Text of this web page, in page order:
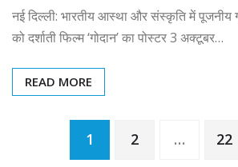
नई दिल्ली: भारतीय आस्था और संस्कृति में पूजनीय
को दर्शाती फिल्म ‘गोदान’ का पोस्टर 3 अक्टूबर…
READ MORE
Posts
1 2 … 22